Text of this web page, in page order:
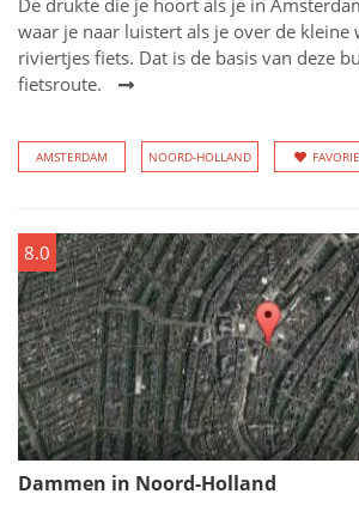
De drukte die je hoort als je in
waar je naar luistert als je over de kleine
riviertjes fiets. Dat is de basis van deze
fietsroute.
AMSTERDAM NOORD-HOLLAND
8.0
Dammen in Noord-Holland